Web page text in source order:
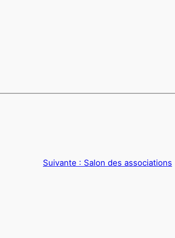
Suivante : Salon des associations